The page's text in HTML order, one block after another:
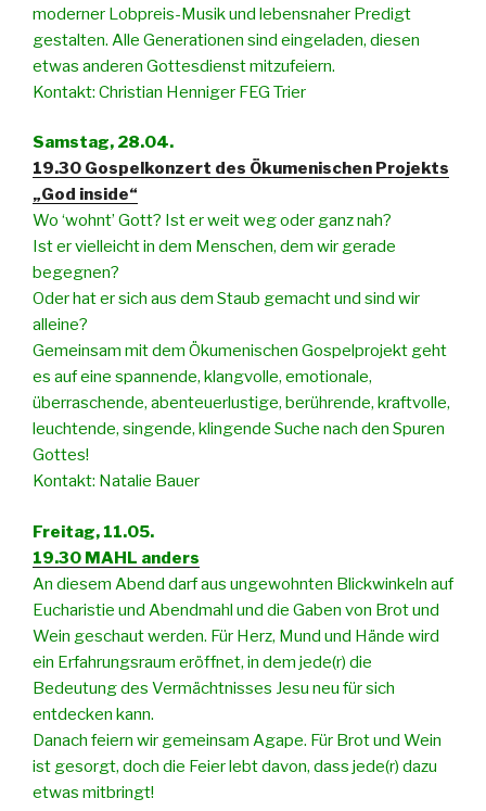
moderner Lobpreis-Musik und lebensnaher Predigt
gestalten. Alle Generationen sind eingeladen, diesen
etwas anderen Gottesdienst mitzufeiern.
Kontakt: Christian Henniger FEG Trier
Samstag, 28.04.
19.30 Gospelkonzert des Ökumenischen Projekts
„God inside“
Wo ‘wohnt’ Gott? Ist er weit weg oder ganz nah?
Ist er vielleicht in dem Menschen, dem wir gerade
begegnen?
Oder hat er sich aus dem Staub gemacht und sind wir
alleine?
Gemeinsam mit dem Ökumenischen Gospelprojekt geht
es auf eine spannende, klangvolle, emotionale,
überraschende, abenteuerlustige, berührende, kraftvolle,
leuchtende, singende, klingende Suche nach den Spuren
Gottes!
Kontakt: Natalie Bauer
Freitag, 11.05.
19.30 MAHL anders
An diesem Abend darf aus ungewohnten Blickwinkeln auf
Eucharistie und Abendmahl und die Gaben von Brot und
Wein geschaut werden. Für Herz, Mund und Hände wird
ein Erfahrungsraum eröffnet, in dem jede(r) die
Bedeutung des Vermächtnisses Jesu neu für sich
entdecken kann.
Danach feiern wir gemeinsam Agape. Für Brot und Wein
ist gesorgt, doch die Feier lebt davon, dass jede(r) dazu
etwas mitbringt!